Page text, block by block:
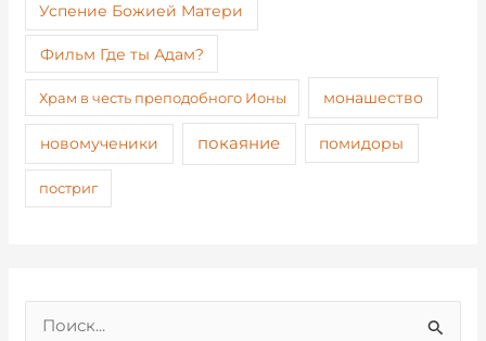
Успение Божией Матери
Фильм Где ты Адам?
Храм в честь преподобного Ионы монашество
новомученики покаяние помидоры
постриг